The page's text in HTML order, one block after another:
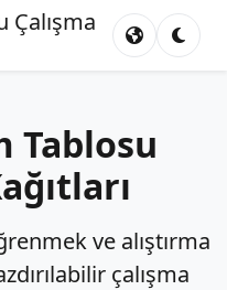
Çalışma
Tablosu
ve alıştırma
çalışma